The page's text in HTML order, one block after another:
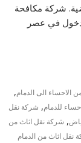
شركة مكافحة
في عصر
الاحساء الى الدمام,
للدمام, شركة نقل
, شركة نقل اثاث من
نقل اثاث من الدمام